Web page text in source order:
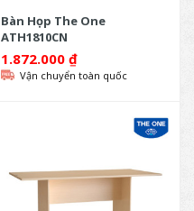
Bàn Họp The One
ATH1810CN
1.872.000 ₫
Vận chuyển toàn quốc